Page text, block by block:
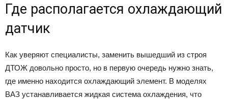
Где располагается охлаждающий
датчик
Как уверяют специалисты, заменить вышедший из строя
ДТОЖ довольно просто, но в первую очередь нужно знать,
где именно находится охлаждающий элемент. В моделях
ВАЗ устанавливается жидкая система охлаждения, что